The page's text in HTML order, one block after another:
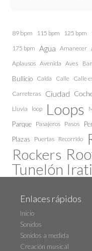
89 bpm 115 bpm 125 bpm
175 bpm Agua Amanecer
Aplausos Avenida Aves
Bullicio Caida Calle Calle
Carreteras Ciudad
Lluvia loop Loops
Parque Pasajeros Pasos
Plazas Puertas Recorrido
Rockers
Tunelón
Enlaces rápidos
Inicio
Sonidos
Sonidos a medida
Creación musical